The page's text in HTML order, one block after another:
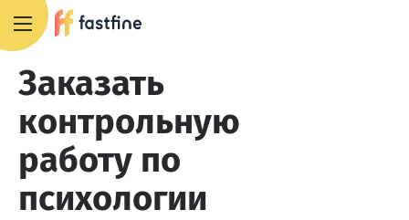
Заказать
контрольную
работу по
психологии